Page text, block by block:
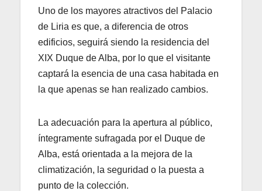
Uno de los mayores atractivos del Palacio
de Liria es que, a diferencia de otros
edificios, seguirá siendo la residencia del
XIX Duque de Alba, por lo que el visitante
captará la esencia de una casa habitada en
la que apenas se han realizado cambios.
La adecuación para la apertura al público,
íntegramente sufragada por el Duque de
Alba, está orientada a la mejora de la
climatización, la seguridad o la puesta a
punto de la colección.